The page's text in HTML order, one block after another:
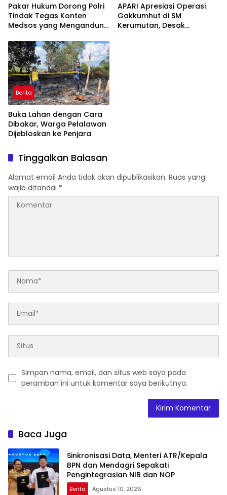
Pakar Hukum Dorong Polri
Tindak Tegas Konten
Medsos yang Mengandung
APARI Apresiasi Operasi
Gakkumhut di SM
Kerumutan, Desak
Berita
Buka Lahan dengan Cara
Dibakar, Warga Pelalawan
Dijebloskan ke Penjara
Tinggalkan Balasan
Alamat email Anda tidak akan dipublikasikan. Ruas yang
wajib ditandai *
Simpan nama, email, dan situs web saya pada
peramban ini untuk komentar saya berikutnya.
Baca Juga
Sinkronisasi Data, Menteri ATR/Kepala
BPN dan Mendagri Sepakati
Pengintegrasian NIB dan NOP
Berita Agustus 10, 2026